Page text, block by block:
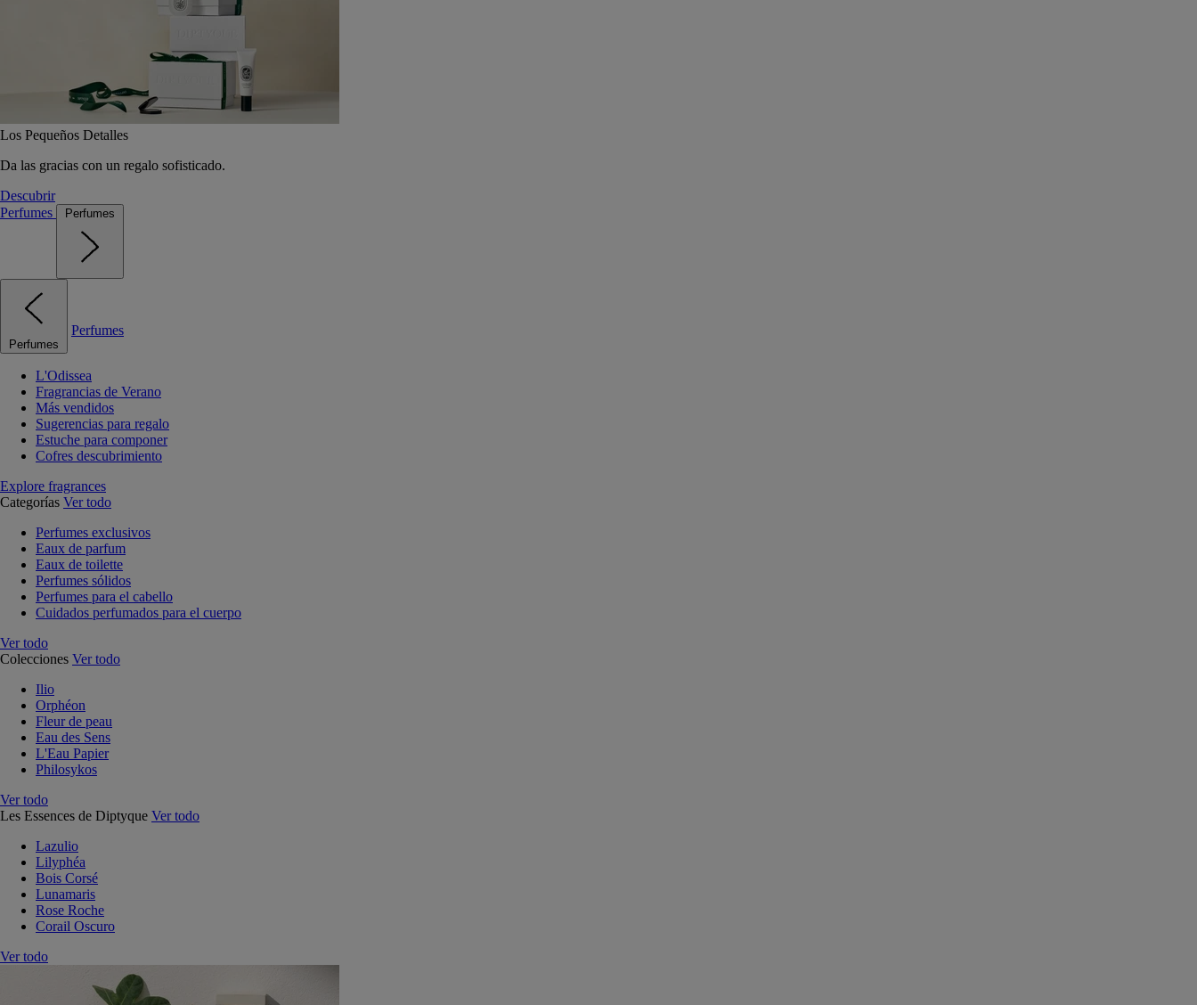
Los Pequeños Detalles
Da las gracias con un regalo sofisticado.
Descubrir
Perfumes
Perfumes
Perfumes
Perfumes
L'Odissea
Fragrancias de Verano
Más vendidos
Sugerencias para regalo
Estuche para componer
Cofres descubrimiento
Explore fragrances
Categorías Ver todo
Perfumes exclusivos
Eaux de parfum
Eaux de toilette
Perfumes sólidos
Perfumes para el cabello
Cuidados perfumados para el cuerpo
Ver todo
Colecciones Ver todo
Ilio
Orphéon
Fleur de peau
Eau des Sens
L'Eau Papier
Philosykos
Ver todo
Les Essences de Diptyque Ver todo
Lazulio
Lilyphéa
Bois Corsé
Lunamaris
Rose Roche
Corail Oscuro
Ver todo